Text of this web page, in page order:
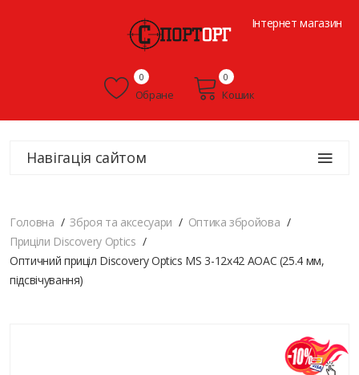
Інтернет магазин
Обране
0
Кошик
0
Навігація сайтом
Головна Зброя та аксесуари
Оптика збройова
Приціли Discovery Optics
Оптичний приціл Discovery Optics MS 3-12x42 AOAC (25.4 мм,
підсвічування)